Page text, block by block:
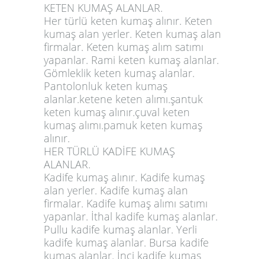
KETEN KUMAŞ ALANLAR.
Her türlü keten kumaş alınır. Keten
kumaş alan yerler. Keten kumaş alan
firmalar. Keten kumaş alım satımı
yapanlar. Rami keten kumaş alanlar.
Gömleklik keten kumaş alanlar.
Pantolonluk keten kumaş
alanlar.ketene keten alımı.şantuk
keten kumaş alınır.çuval keten
kumaş alımı.pamuk keten kumaş
alınır.
HER TÜRLÜ KADİFE KUMAŞ
ALANLAR.
Kadife kumaş alınır. Kadife kumaş
alan yerler. Kadife kumaş alan
firmalar. Kadife kumaş alımı satımı
yapanlar. İthal kadife kumaş alanlar.
Pullu kadife kumaş alanlar. Yerli
kadife kumaş alanlar. Bursa kadife
kumaş alanlar. İnci kadife kumaş